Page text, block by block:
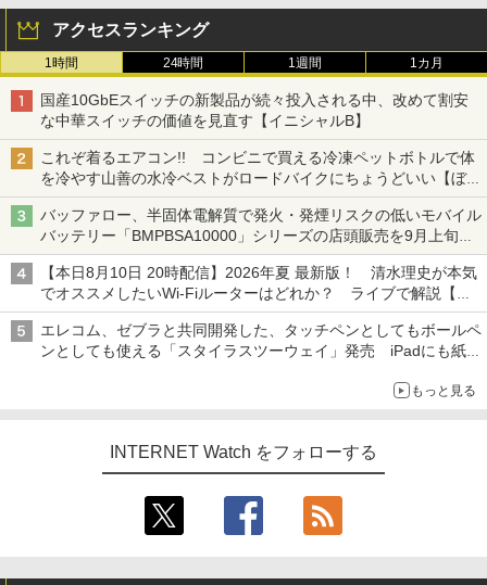
アクセスランキング
1時間 24時間 1週間 1カ月
国産10GbEスイッチの新製品が続々投入される中、改めて割安
な中華スイッチの価値を見直す【イニシャルB】
これぞ着るエアコン!! コンビニで買える冷凍ペットボトルで体
を冷やす山善の水冷ベストがロードバイクにちょうどいい【ぼっ
ち・ざ・ろーど！その14】【空いた時間でなにしてる？】
バッファロー、半固体電解質で発火・発煙リスクの低いモバイル
バッテリー「BMPBSA10000」シリーズの店頭販売を9月上旬に
開始
【本日8月10日 20時配信】2026年夏 最新版！ 清水理史が本気
でオススメしたいWi-Fiルーターはどれか？ ライブで解説【清
水理史の「イニシャルB」チャンネル】
エレコム、ゼブラと共同開発した、タッチペンとしてもボールペ
ンとしても使える「スタイラスツーウェイ」発売 iPadにも紙に
もっと見る
INTERNET Watch をフォローする